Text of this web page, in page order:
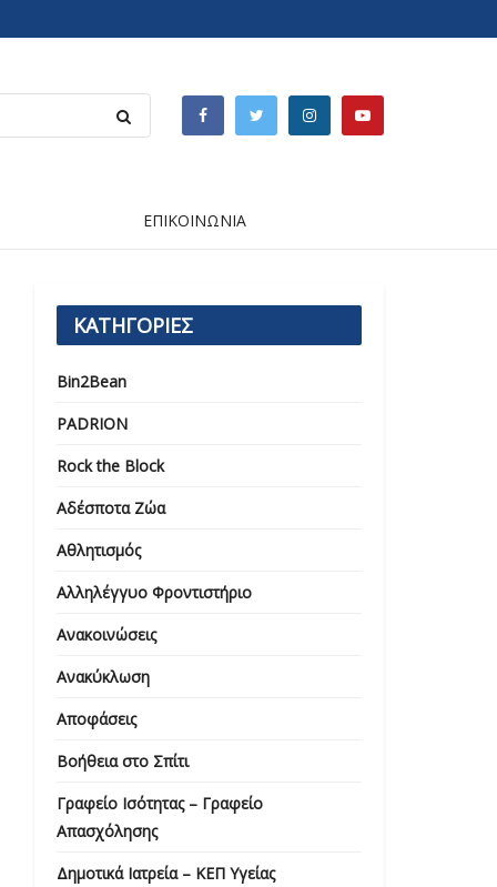
ΕΠΙΚΟΙΝΩΝΙΑ
ΚΑΤΗΓΟΡΙΕΣ
Bin2Bean
PADRION
Rock the Block
Αδέσποτα Ζώα
Αθλητισμός
Αλληλέγγυο Φροντιστήριο
Ανακοινώσεις
Ανακύκλωση
Αποφάσεις
Βοήθεια στο Σπίτι
Γραφείο Ισότητας – Γραφείο
Απασχόλησης
Δημοτικά Ιατρεία – ΚΕΠ Υγείας